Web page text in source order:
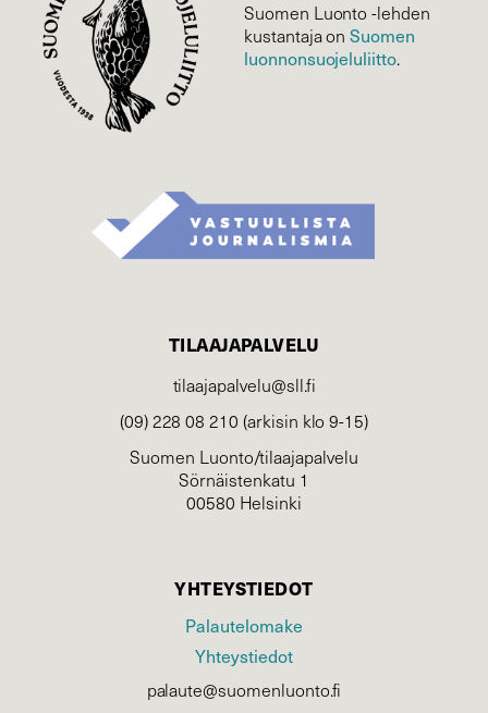
Suomen Luonto -lehden
kustantaja onSuomen
luonnonsuojelu­liitto.
TILAAJAPALVELU
tilaajapalvelu@sll.fi
(09) 228 08 210 (arkisin klo 9-15)
Suomen Luonto/tilaajapalvelu
Sörnäistenkatu 1
00580 Helsinki
YHTEYSTIEDOT
Palautelomake
Yhteystiedot
palaute@suomenluonto.fi